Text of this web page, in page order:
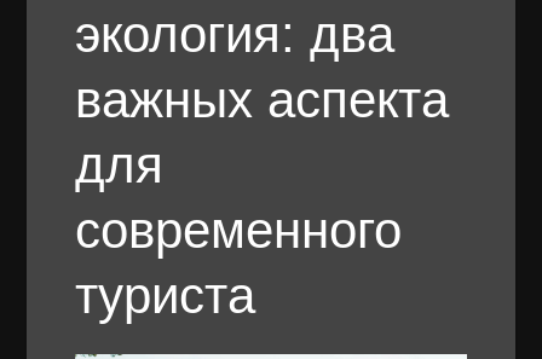
экология: два
важных аспекта
для
современного
туриста